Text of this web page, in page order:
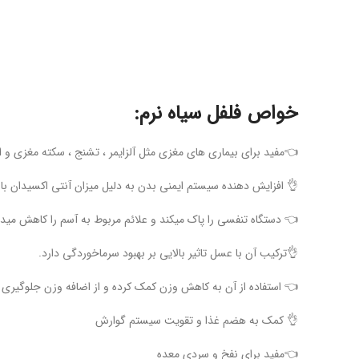
خواص فلفل سیاه نرم:
👈مفید برای بیماری های مغزی مثل آلزایمر ، تشنج ، سکته مغزی
👌 افزایش دهنده سیستم ایمنی بدن به دلیل میزان آنتی اکسیدان
👈 دستگاه تنفسی را پاک میکند و علائم مربوط به آسم را کاهش
👌ترکیب آن با عسل تاثیر بالایی بر بهبود سرماخوردگی دارد.
👈 استفاده از آن به کاهش وزن کمک کرده و از اضافه وزن جلوگیری
👌 کمک به هضم غذا و تقویت سیستم گوارش
👈مفید برای نفخ و سردی معده